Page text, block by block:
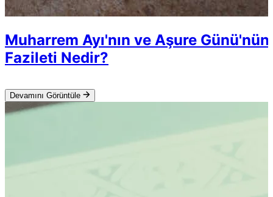
Muharrem Ayı'nın ve Aşure Günü'nün
Fazileti Nedir?
Devamını Görüntüle